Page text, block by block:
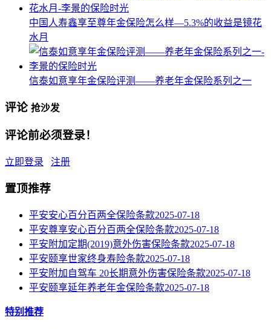
中国人寿鑫享至尊年金保险怎么样—5.3%的收益是镜花
水月
信泰如意享年金保险评测——养老年金保险系列之一
评论 抢沙发
评论前必须登录！
立即登录 注册
置顶推荐
平安安心百分百两全保险条款2025-07-18
平安尊享安心百分百两全保险条款2025-07-18
平安附加定期(2019)意外伤害保险条款2025-07-18
平安颐享世家终身寿险条款2025-07-18
平安附加自驾车 20长期意外伤害保险条款2025-07-18
平安颐享延年养老年金保险条款2025-07-18
特别推荐